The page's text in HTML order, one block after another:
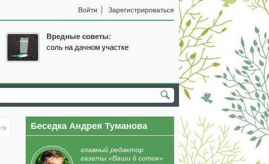
Войти Зарегистрироваться
Вредные советы:
соль на дачном участке
ноябрь декабрь январь февраль март апрель
Беседка Андрея Туманова
главный редактор
газеты «Ваши 6 соток»